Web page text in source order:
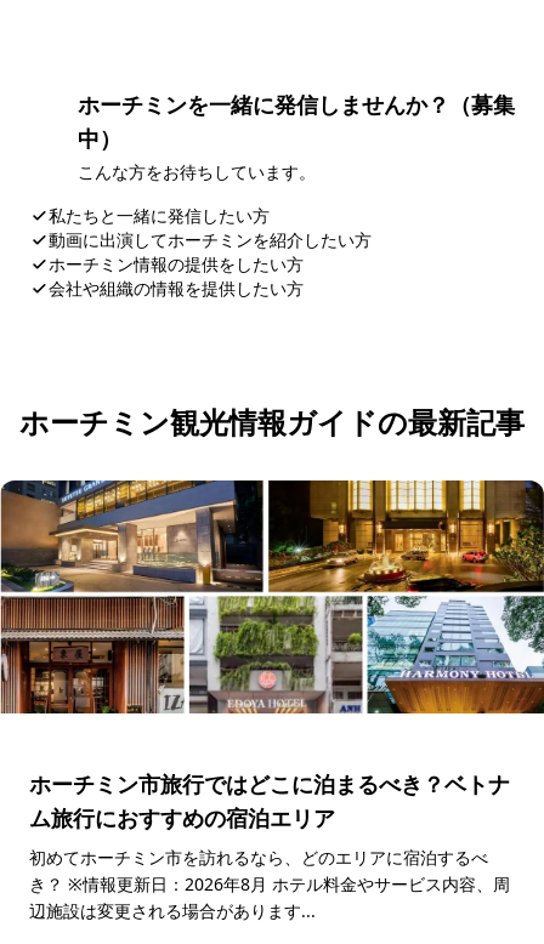
ホーチミンを一緒に発信しませんか？（募集
中）
こんな方をお待ちしています。
私たちと一緒に発信したい方
動画に出演してホーチミンを紹介したい方
ホーチミン情報の提供をしたい方
会社や組織の情報を提供したい方
ホーチミン観光情報ガイドの最新記事
ホーチミン市旅行ではどこに泊まるべき？ベトナ
ム旅行におすすめの宿泊エリア
初めてホーチミン市を訪れるなら、どのエリアに宿泊するべ
き？ ※情報更新日：2026年8月 ホテル料金やサービス内容、周
辺施設は変更される場合があります...